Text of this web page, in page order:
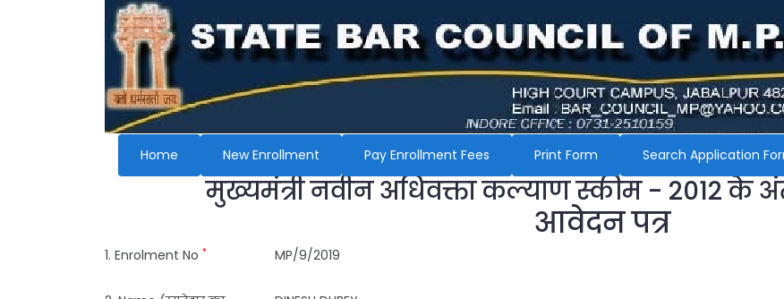
Home New Enrollment Pay Enrollment Fees Print Form Search Application
मुख्यमंत्री नवीन अधिवक्ता कल्याण स्कीम - 2012 के
आवेदन पत्र
1. Enrolment No * MP/9/2019